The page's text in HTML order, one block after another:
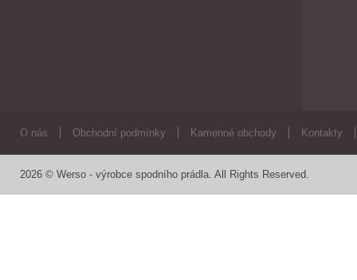
O nás Obchodní podmínky Kamenné obchody Kontakty
2026 © Werso - výrobce spodního prádla. All Rights Reserved.